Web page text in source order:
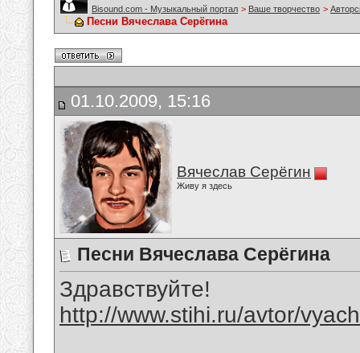
Bisound.com - Музыкальный портал > Ваше творчество >
Песни Вячеслава Серёгина
01.10.2009, 15:16
Вячеслав Серёгин
Живу я здесь
Песни Вячеслава Серёгина
Здравствуйте!
http://www.stihi.ru/avtor/